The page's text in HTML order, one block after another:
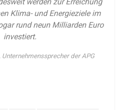
Klima- und Energieziele im
rund neun Milliarden Euro
investiert.
Unternehmenssprecher der APG